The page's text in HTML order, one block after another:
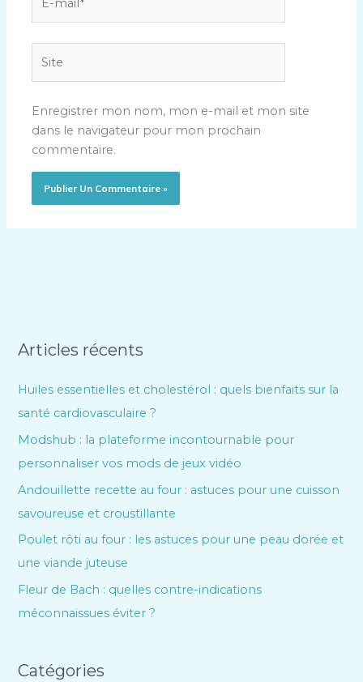
mail*
Enregistrer mon nom, mon e-mail et mon site
dans le navigateur pour mon prochain
commentaire.
Articles récents
Huiles essentielles et cholestérol : quels bienfaits sur la
santé cardiovasculaire ?
Modshub : la plateforme incontournable pour
personnaliser vos mods de jeux vidéo
Andouillette recette au four : astuces pour une cuisson
savoureuse et croustillante
Poulet rôti au four : les astuces pour une peau dorée et
une viande juteuse
Fleur de Bach : quelles contre-indications
méconnaissues éviter ?
Catégories